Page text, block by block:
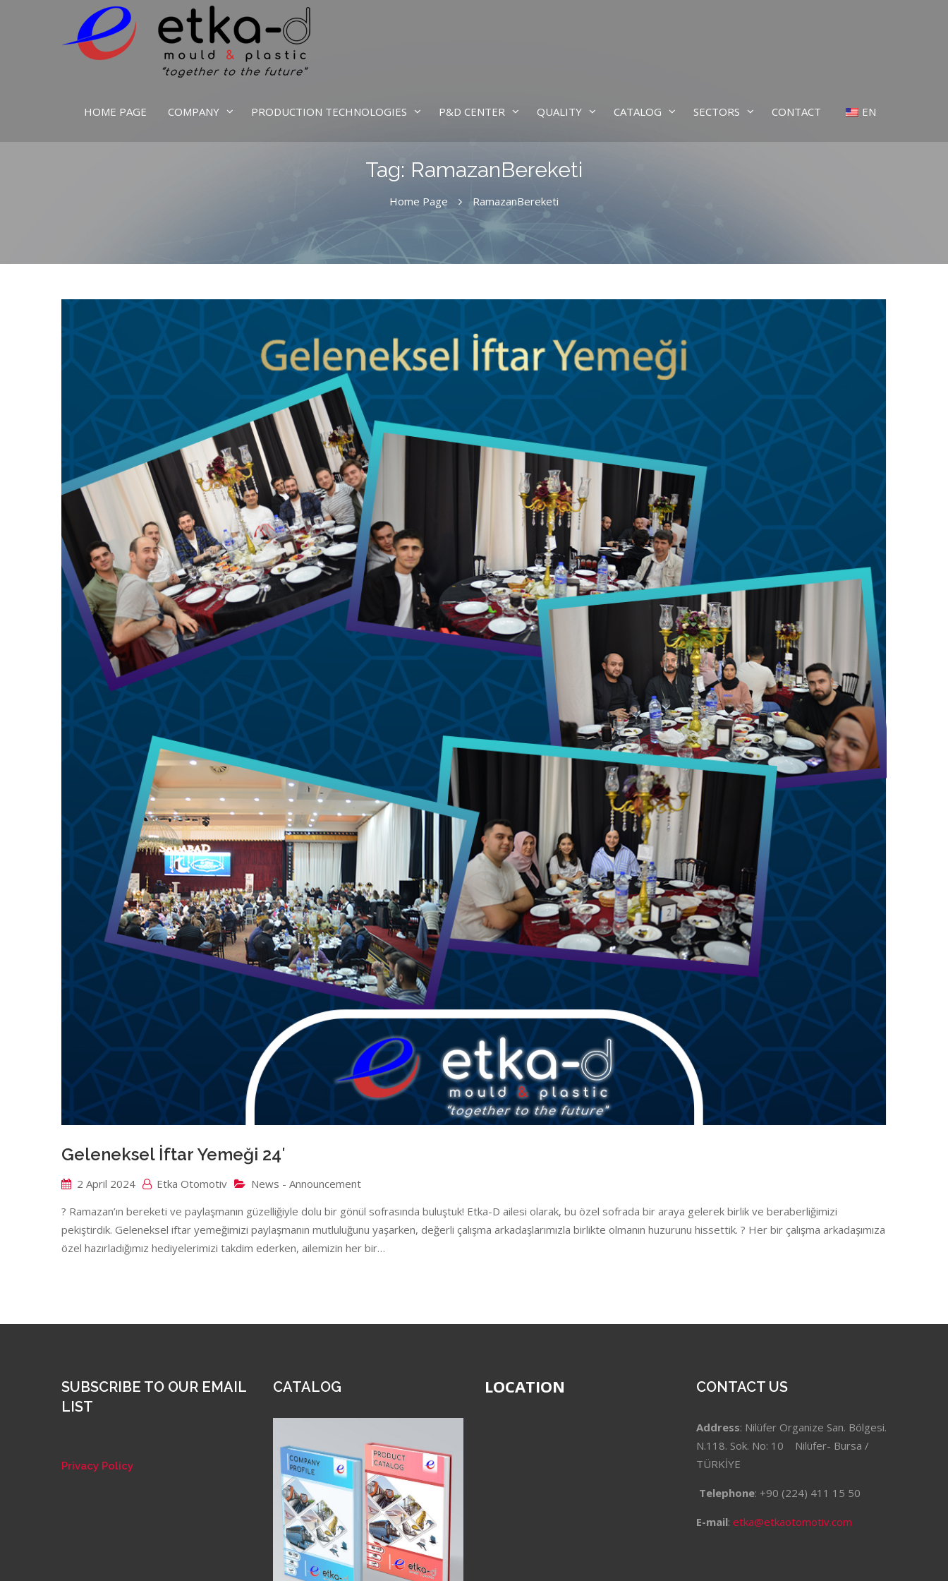
HOME PAGE
COMPANY PRODUCTION TECHNOLOGIES P&D CENTER QUALITY CATALOG SECTORS CONTACT EN
Tag: RamazanBereketi
Home Page RamazanBereketi
Geleneksel İftar Yemeği 24′
2 April 2024 Etka Otomotiv
News - Announcement
? Ramazan’ın bereketi ve paylaşmanın güzelliğiyle dolu bir gönül sofrasında buluştuk! Etka-D ailesi olarak, bu özel sofrada bir araya gelerek birlik ve beraberliğimizi
pekiştirdik. Geleneksel iftar yemeğimizi paylaşmanın mutluluğunu yaşarken, değerli çalışma arkadaşlarımızla birlikte olmanın huzurunu hissettik. ? Her bir çalışma arkadaşımıza
özel hazırladığımız hediyelerimizi takdim ederken, ailemizin her bir…
SUBSCRIBE TO OUR EMAIL
LIST
Privacy Policy
CATALOG LOCATION CONTACT US
Address: Nilüfer Organize San. Bölgesi.
N.118. Sok. No: 10 Nilüfer- Bursa /
TÜRKİYE
Telephone: +90 (224) 411 15 50
E-mail: etka@etkaotomotiv.com